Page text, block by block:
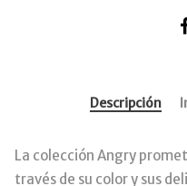
Descripción
La colección Angry
través de su color y sus